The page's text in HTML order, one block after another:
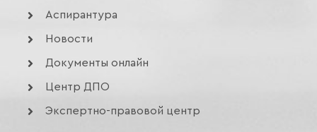
Аспирантура
Новости
Документы онлайн
Центр ДПО
Экспертно-правовой центр